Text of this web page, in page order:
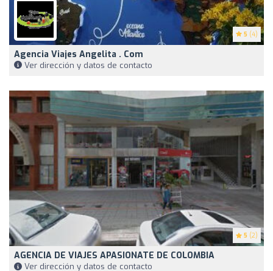
5 (4)
Agencia Viajes Angelita . Com
Ver dirección y datos de contacto
5 (2)
AGENCIA DE VIAJES APASIONATE DE COLOMBIA
Ver dirección y datos de contacto